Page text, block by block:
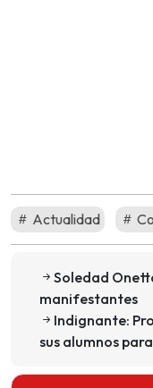
Actualidad
Soledad
manifestantes
Indignante:
sus alumnos